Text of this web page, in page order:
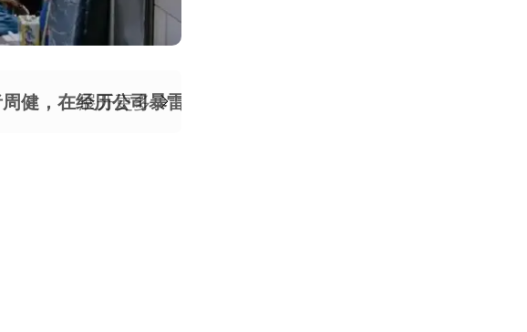
健，在经历公司暴雷、债务危机和个人生活崩塌后，并未退
展开更多